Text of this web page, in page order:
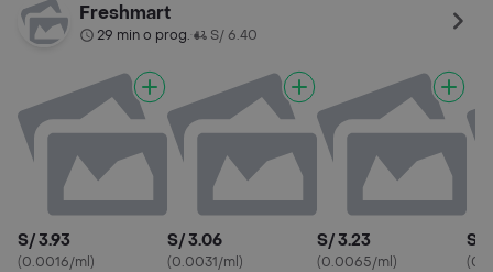
Freshmart
29 min o prog.• S/ 6.40
S/ 3.93
(0.0016/ml)
S/ 3.06
(0.0031/ml)
S/ 3.23
(0.0065/ml)
S/